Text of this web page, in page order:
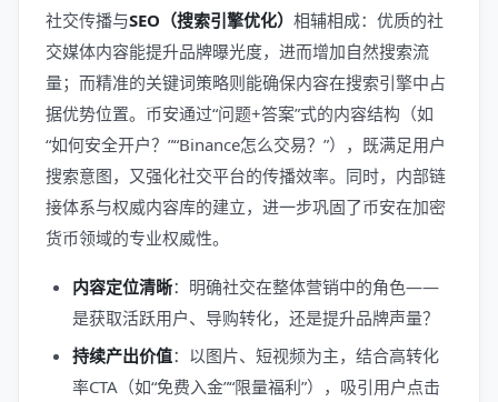
社交传播与SEO（搜索引擎优化） 相辅相成：优质的社
交媒体内容能提升品牌曝光度，进而增加自然搜索流
量；而精准的关键词策略则能确保内容在搜索引擎中占
据优势位置。币安通过“问题+答案”式的内容结构（如
“如何安全开户？”“Binance怎么交易？”），既满足用户
搜索意图，又强化社交平台的传播效率。同时，内部链
接体系与权威内容库的建立，进一步巩固了币安在加密
货币领域的专业权威性。
内容定位清晰：明确社交在整体营销中的角色——
是获取活跃用户、导购转化，还是提升品牌声量？
持续产出价值：以图片、短视频为主，结合高转化
率CTA（如“免费入金”“限量福利”），吸引用户点击